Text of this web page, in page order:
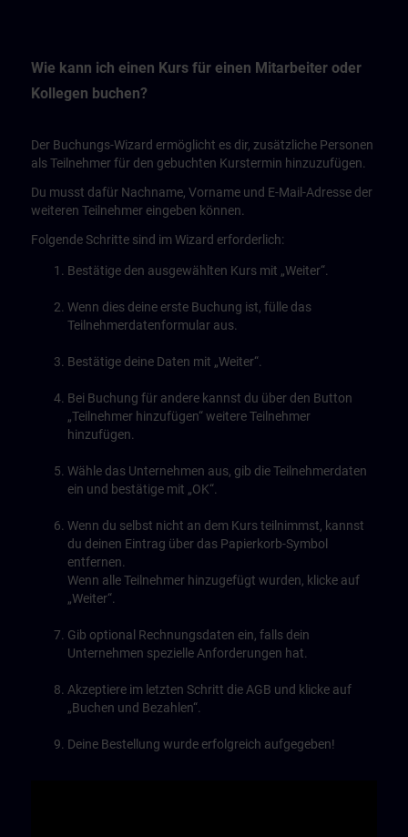
Wie kann ich einen Kurs für einen Mitarbeiter oder
Kollegen buchen?
Der Buchungs-Wizard ermöglicht es dir, zusätzliche Personen
als Teilnehmer für den gebuchten Kurstermin hinzuzufügen.
Du musst dafür Nachname, Vorname und E-Mail-Adresse der
weiteren Teilnehmer eingeben können.
Folgende Schritte sind im Wizard erforderlich:
Bestätige den ausgewählten Kurs mit „Weiter“.
Wenn dies deine erste Buchung ist, fülle das
Teilnehmerdatenformular aus.
Bestätige deine Daten mit „Weiter“.
Bei Buchung für andere kannst du über den Button
„Teilnehmer hinzufügen“ weitere Teilnehmer
hinzufügen.
Wähle das Unternehmen aus, gib die Teilnehmerdaten
ein und bestätige mit „OK“.
Wenn du selbst nicht an dem Kurs teilnimmst, kannst
du deinen Eintrag über das Papierkorb-Symbol
entfernen.
Wenn alle Teilnehmer hinzugefügt wurden, klicke auf
„Weiter“.
Gib optional Rechnungsdaten ein, falls dein
Unternehmen spezielle Anforderungen hat.
Akzeptiere im letzten Schritt die AGB und klicke auf
„Buchen und Bezahlen“.
Deine Bestellung wurde erfolgreich aufgegeben!